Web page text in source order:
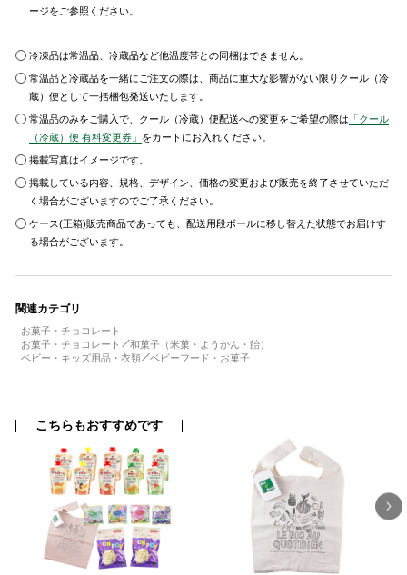
ージをご参照ください。
冷凍品は常温品、冷蔵品など他温度帯との同梱はできません。
常温品と冷蔵品を一緒にご注文の際は、商品に重大な影響がない限りクール（冷
蔵）便として一括梱包発送いたします。
常温品のみをご購入で、クール（冷蔵）便配送への変更をご希望の際は 「クール
（冷蔵）便 有料変更券」 をカートにお入れください。
掲載写真はイメージです。
掲載している内容、規格、デザイン、価格の変更および販売を終了させていただ
く場合がございますのでご了承ください。
ケース(正箱)販売商品であっても、配送用段ボールに移し替えた状態でお届けす
る場合がございます。
関連カテゴリ
お菓子・チョコレート
お菓子・チョコレート
和菓子（米菓・ようかん・飴）
ベビー・キッズ用品・衣類
ベビーフード・お菓子
こちらもおすすめです